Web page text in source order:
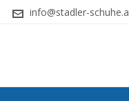
info@stadler-